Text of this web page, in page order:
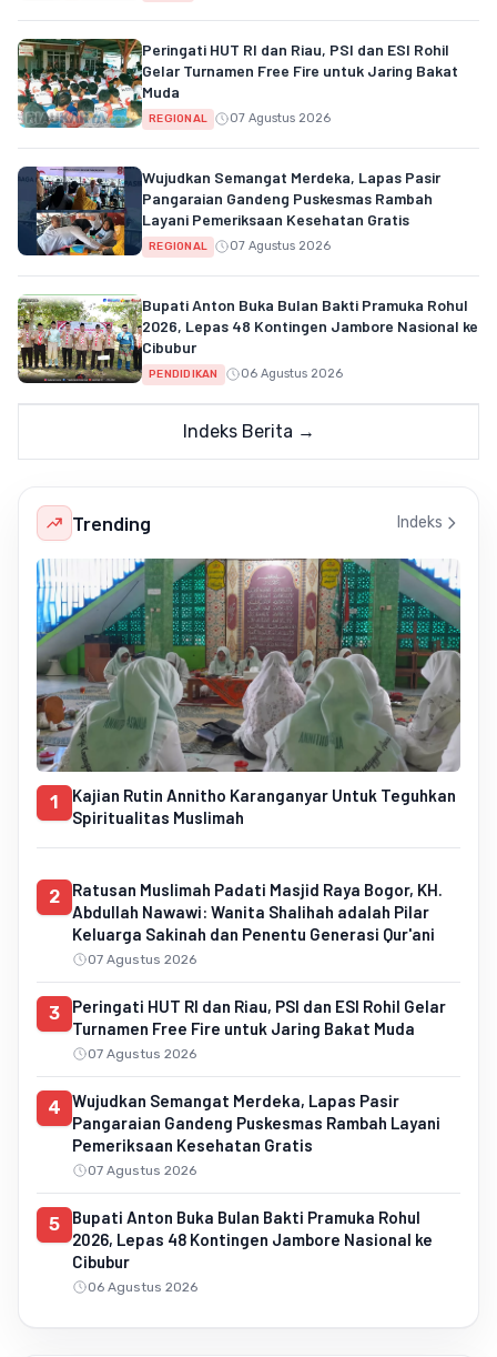
Peringati HUT RI dan Riau, PSI dan ESI Rohil
Gelar Turnamen Free Fire untuk Jaring Bakat
Muda
REGIONAL 07 Agustus 2026
Wujudkan Semangat Merdeka, Lapas Pasir
Pangaraian Gandeng Puskesmas Rambah
Layani Pemeriksaan Kesehatan Gratis
REGIONAL 07 Agustus 2026
Bupati Anton Buka Bulan Bakti Pramuka Rohul
2026, Lepas 48 Kontingen Jambore Nasional ke
Cibubur
PENDIDIKAN 06 Agustus 2026
Indeks Berita →
Trending Indeks
1
Kajian Rutin Annitho Karanganyar Untuk Teguhkan
Spiritualitas Muslimah
2
Ratusan Muslimah Padati Masjid Raya Bogor, KH.
Abdullah Nawawi: Wanita Shalihah adalah Pilar
Keluarga Sakinah dan Penentu Generasi Qur'ani
07 Agustus 2026
3
Peringati HUT RI dan Riau, PSI dan ESI Rohil Gelar
Turnamen Free Fire untuk Jaring Bakat Muda
07 Agustus 2026
4
Wujudkan Semangat Merdeka, Lapas Pasir
Pangaraian Gandeng Puskesmas Rambah Layani
Pemeriksaan Kesehatan Gratis
07 Agustus 2026
5
Bupati Anton Buka Bulan Bakti Pramuka Rohul
2026, Lepas 48 Kontingen Jambore Nasional ke
Cibubur
06 Agustus 2026